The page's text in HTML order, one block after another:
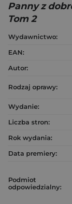
Panny z
Tom 2
Wydawnictwo:
EAN:
Autor:
Rodzaj oprawy:
Wydanie:
Liczba stron:
Rok wydania:
Data premiery:
Podmiot
odpowiedzialny: